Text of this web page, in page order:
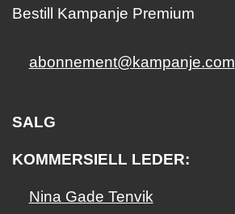
Bestill Kampanje Premium
abonnement@kampanje.com
SALG
KOMMERSIELL LEDER:
Nina Gade Tenvik